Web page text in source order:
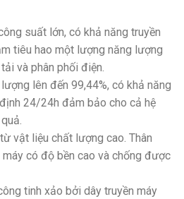
suất lớn, có khả năng truyền
tiêu hao một lượng năng lượng
và phân phối điện.
lên đến 99,44%, có khả năng
24/24h đảm bảo cho cả hệ
vật liệu chất lượng cao. Thân
có độ bền cao và chống được
tinh xảo bởi dây truyền máy